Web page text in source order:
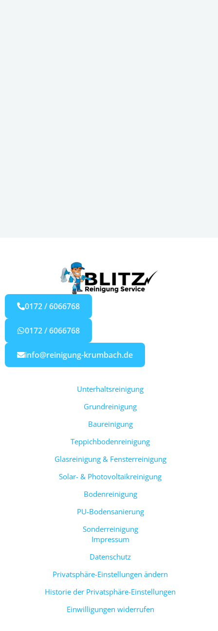
0172 / 6066768
0172 / 6066768
info@reinigung-krumbach.de
Unterhaltsreinigung
Grundreinigung
Baureinigung
Teppichbodenreinigung
Glasreinigung & Fensterreinigung
Solar- & Photovoltaikreinigung
Bodenreinigung
PU-Bodensanierung
Sonderreinigung
Impressum
Datenschutz
Privatsphäre-Einstellungen ändern
Historie der Privatsphäre-Einstellungen
Einwilligungen widerrufen